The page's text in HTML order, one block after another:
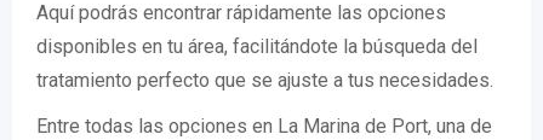
Aquí podrás encontrar rápidamente las opciones
disponibles en tu área, facilitándote la búsqueda del
tratamiento perfecto que se ajuste a tus necesidades.
Entre todas las opciones en La Marina de Port, una de